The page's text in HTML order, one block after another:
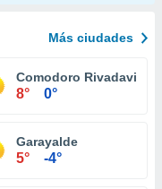
Más ciudades
Comodoro Rivadavia
8° 0°
Garayalde
5° -4°